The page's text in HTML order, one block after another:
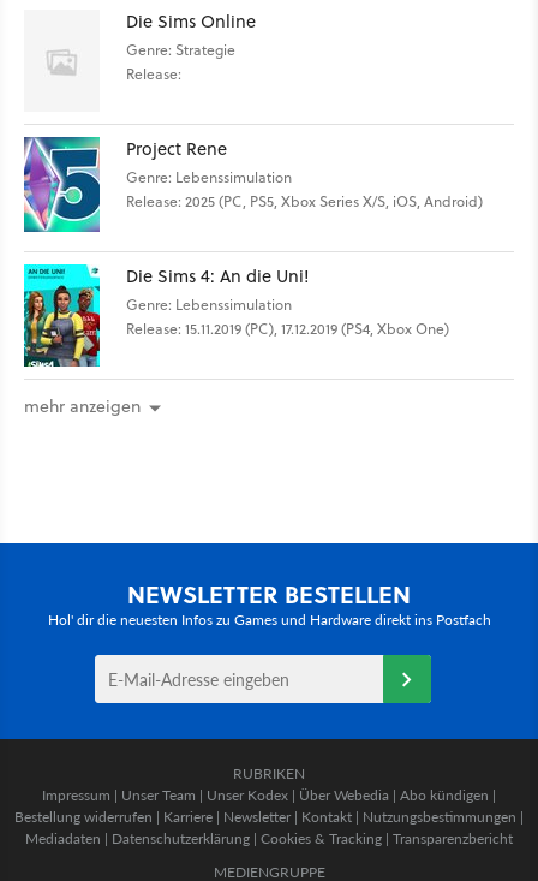
Die Sims Online
Genre: Strategie
Release:
Project Rene
Genre: Lebenssimulation
Release: 2025 (PC, PS5, Xbox Series X/S, iOS, Android)
Die Sims 4: An die Uni!
Genre: Lebenssimulation
Release: 15.11.2019 (PC), 17.12.2019 (PS4, Xbox One)
mehr anzeigen
NEWSLETTER BESTELLEN
Hol' dir die neuesten Infos zu Games und Hardware direkt ins Postfach
RUBRIKEN
Impressum | Unser Team | Unser Kodex | Über Webedia | Abo kündigen |
Bestellung widerrufen | Karriere | Newsletter | Kontakt | Nutzungsbestimmungen |
Mediadaten | Datenschutzerklärung | Cookies & Tracking | Transparenzbericht
MEDIENGRUPPE